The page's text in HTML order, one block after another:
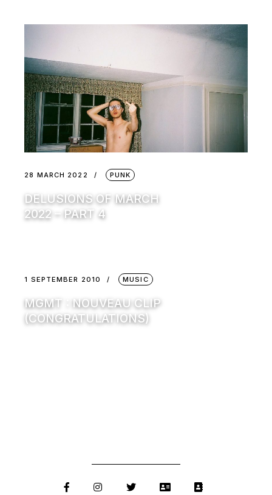
28 MARCH 2022 PUNK
DELUSIONS OF MARCH
2022 – PART 4
1 SEPTEMBER 2010 MUSIC
MGMT : NOUVEAU CLIP
(CONGRATULATIONS)